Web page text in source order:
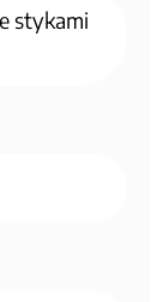
stykami